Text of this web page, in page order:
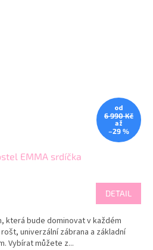
od
6 990 Kč
až
–29 %
EMMA srdíčka
DETAIL
která bude dominovat v každém
univerzální zábrana a základní
Vybírat můžete z...